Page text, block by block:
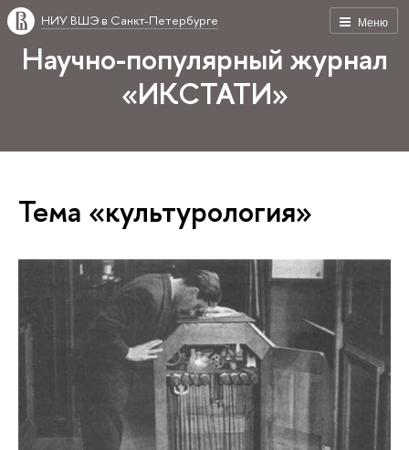
Меню
НИУ ВШЭ в Санкт-Петербурге
Научно-популярный журнал
«ИКСТАТИ»
Тема «культурология»